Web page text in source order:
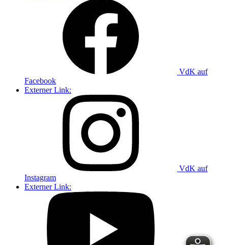
VdK auf
Facebook
Externer Link:
VdK auf
Instagram
Externer Link: